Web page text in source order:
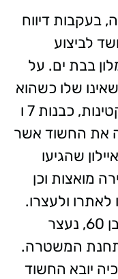
דיווח
בדבר חשד לביצוע
בבת ים. על
שלו כשהוא
ערום בשעה שבמקום שהו 2 קטינות, כבנות 7 ו
את החשוד אשר
שהגיעו
מואצות וכן
ולעצרו.
כאמור החשוד, תושב בת ים כבן 60, נעצר
המשטרה.
יובא החשוד